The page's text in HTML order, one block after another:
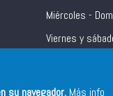
Miércoles -
Viernes y
su navegador. Más info